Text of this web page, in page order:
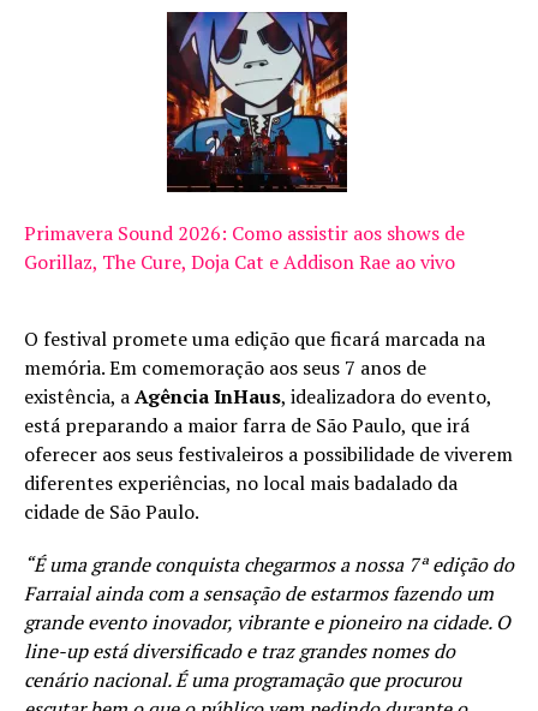
Primavera Sound 2026: Como assistir aos shows de
Gorillaz, The Cure, Doja Cat e Addison Rae ao vivo
O festival promete uma edição que ficará marcada na
memória. Em comemoração aos seus 7 anos de
existência, aAgência InHaus, idealizadora do evento,
está preparando a maior farra de São Paulo, que irá
oferecer aos seus festivaleiros a possibilidade de viverem
diferentes experiências, no local mais badalado da
cidade de São Paulo.
“É uma grande conquista chegarmos a nossa 7ª edição do
Farraial ainda com a sensação de estarmos fazendo um
grande evento inovador, vibrante e pioneiro na cidade. O
line-up está diversificado e traz grandes nomes do
cenário nacional. É uma programação que procurou